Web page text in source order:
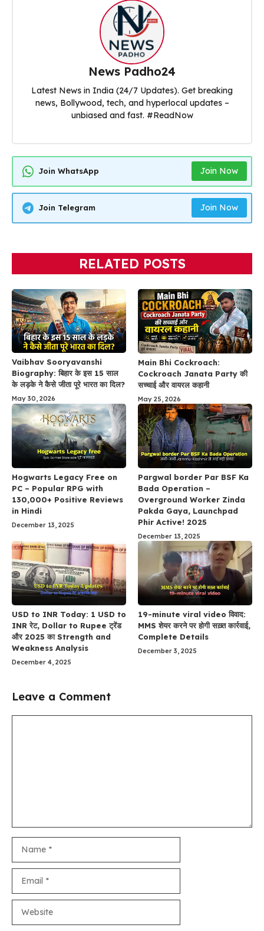
News Padho24
Latest News in India (24/7 Updates). Get breaking
news, Bollywood, tech, and hyperlocal updates –
unbiased and fast. #ReadNow
Join WhatsApp Join Now
Join Telegram Join Now
RELATED POSTS
Vaibhav Sooryavanshi
Biography: बिहार के इस 15 साल
के लड़के ने कैसे जीता पूरे भारत का दिल?
May 30, 2026
Main Bhi Cockroach:
Cockroach Janata Party की
सच्चाई और वायरल कहानी
May 25, 2026
Hogwarts Legacy Free on
PC – Popular RPG with
130,000+ Positive Reviews
in Hindi
December 13, 2025
Pargwal border Par BSF Ka
Bada Operation –
Overground Worker Zinda
Pakda Gaya, Launchpad
Phir Active! 2025
December 13, 2025
USD to INR Today: 1 USD to
INR रेट, Dollar to Rupee ट्रेंड
और 2025 का Strength and
Weakness Analysis
December 4, 2025
19-minute viral video विवाद:
MMS शेयर करने पर होगी सख़्त कार्रवाई,
Complete Details
December 3, 2025
Leave a Comment